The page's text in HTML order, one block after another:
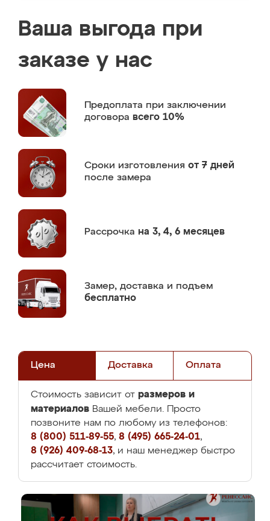
Ваша выгода при
заказе у нас
Предоплата при заключении
договора всего 10%
Сроки изготовления от 7 дней
после замера
Рассрочка на 3, 4, 6 месяцев
Замер, доставка и подъем
бесплатно
Цена Доставка Оплата
Стоимость зависит от размеров и
материалов Вашей мебели. Просто
позвоните нам по любому из телефонов:
8 (800) 511-89-55, 8 (495) 665-24-01,
8 (926) 409-68-13, и наш менеджер быстро
рассчитает стоимость.